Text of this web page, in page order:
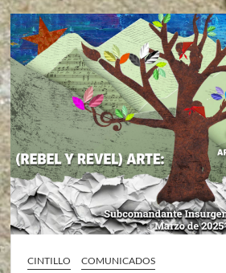
CINTILLO
COMUNICADOS